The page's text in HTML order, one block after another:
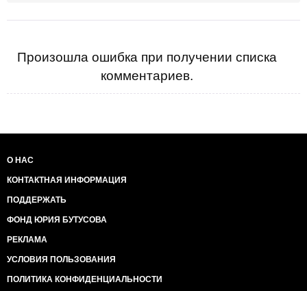
Произошла ошибка при получении списка
комментариев.
О НАС
КОНТАКТНАЯ ИНФОРМАЦИЯ
ПОДДЕРЖАТЬ
ФОНД ЮРИЯ БУТУСОВА
РЕКЛАМА
УСЛОВИЯ ПОЛЬЗОВАНИЯ
ПОЛИТИКА КОНФИДЕНЦИАЛЬНОСТИ